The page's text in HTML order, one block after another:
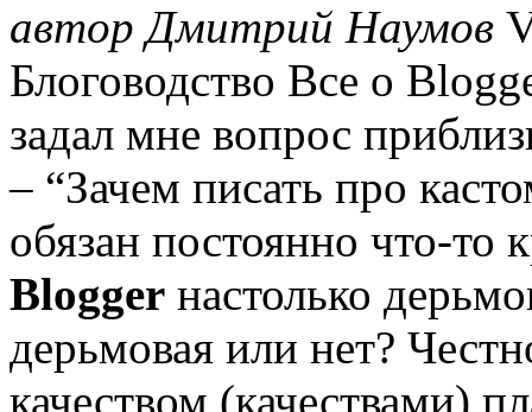
автор Дмитрий Наумов
Блоговодство Все о
задал мне вопрос
– “Зачем писать про
обязан постоянно что-то
Blogger настолько
дерьмовая или нет?
качеством (качествами)